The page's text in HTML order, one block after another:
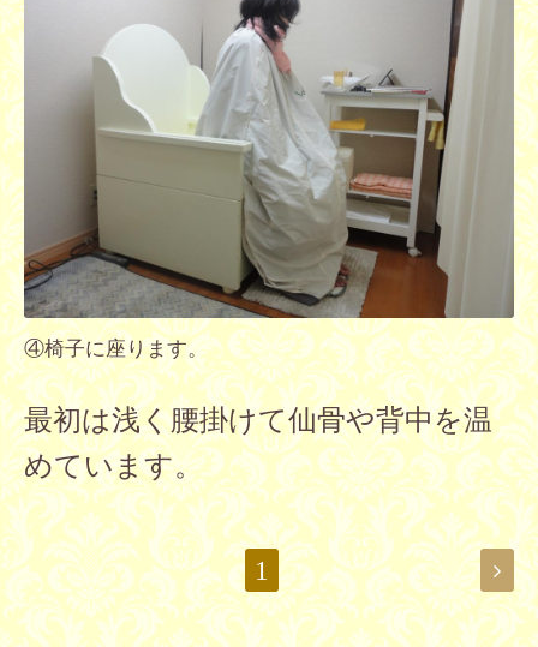
④椅子に座ります。
最初は浅く腰掛けて仙骨や背中を温
めています。
1